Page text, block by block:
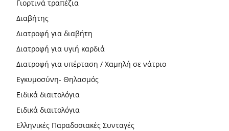
Γιορτινά τραπέζια
Διαβήτης
Διατροφή για διαβήτη
Διατροφή για υγιή καρδιά
Διατροφή για υπέρταση / Χαμηλή σε νάτριο
Εγκυμοσύνη- Θηλασμός
Ειδικά διαιτολόγια
Ειδικά διαιτολόγια
Ελληνικές Παραδοσιακές Συνταγές